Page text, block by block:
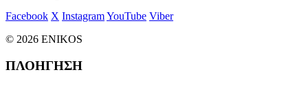
Facebook X InstagramYouTube Viber
© 2026 ENIKOS
ΠΛΟΗΓΗΣΗ